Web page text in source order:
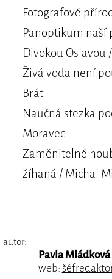
Fotografové
Panoptikum naší
Divokou Oslavou
Živá voda není
Brát
Naučná stezka
Moravec
Zaměnitelné
žíhaná / Michal
autor:
Pavla Mládková
web: